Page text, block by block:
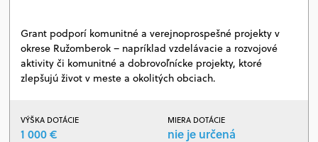
Grant podporí komunitné a verejnoprospešné projekty v
okrese Ružomberok – napríklad vzdelávacie a rozvojové
aktivity či komunitné a dobrovoľnícke projekty, ktoré
zlepšujú život v meste a okolitých obciach.
VÝŠKA DOTÁCIE
1 000 €
MIERA DOTÁCIE
nie je určená